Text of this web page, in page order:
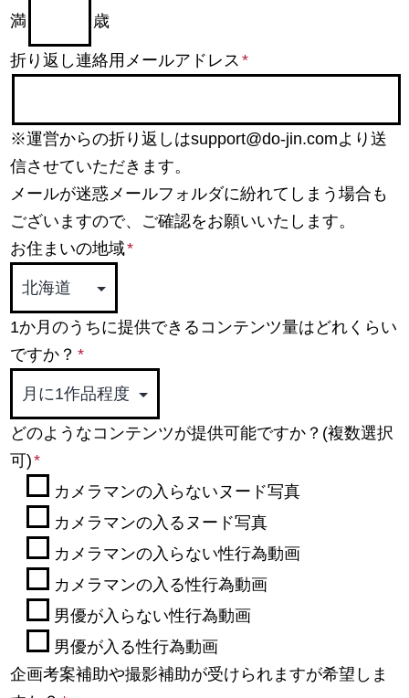
満 歳
折り返し連絡用メールアドレス *
※運営からの折り返しはsupport@do-jin.comより送
信させていただきます。
メールが迷惑メールフォルダに紛れてしまう場合も
ございますので、ご確認をお願いいたします。
お住まいの地域*
1か月のうちに提供できるコンテンツ量はどれくらい
ですか？ *
どのようなコンテンツが提供可能ですか？(複数選択
可)*
カメラマンの入らないヌード写真
カメラマンの入るヌード写真
カメラマンの入らない性行為動画
カメラマンの入る性行為動画
男優が入らない性行為動画
男優が入る性行為動画
企画考案補助や撮影補助が受けられますが希望しま